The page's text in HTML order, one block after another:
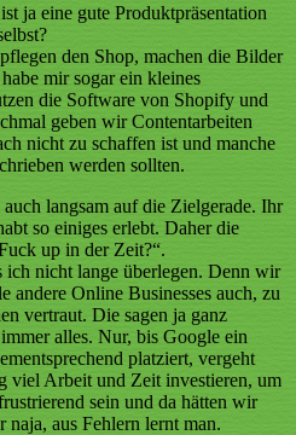
ja eine gute Produktpräsentation
den Shop, machen die Bilder
mir sogar ein kleines
die Software von Shopify und
geben wir Contentarbeiten
nicht zu schaffen ist und manche
werden sollten.
langsam auf die Zielgerade. Ihr
so einiges erlebt. Daher die
up in der Zeit?“.
ich nicht lange überlegen. Denn wir
andere Online Businesses auch, zu
vertraut. Die sagen ja ganz
alles. Nur, bis Google ein
platziert, vergeht
viel Arbeit und Zeit investieren, um
sein und da hätten wir
naja, aus Fehlern lernt man.